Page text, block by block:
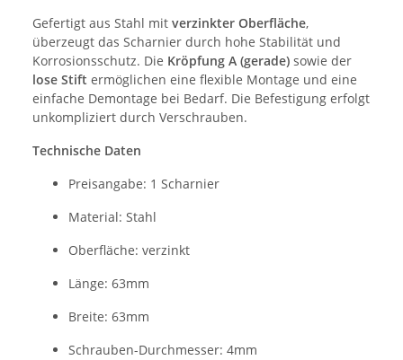
Gefertigt aus Stahl mit verzinkter Oberfläche,
überzeugt das Scharnier durch hohe Stabilität und
Korrosionsschutz. Die Kröpfung A (gerade) sowie der
lose Stift ermöglichen eine flexible Montage und eine
einfache Demontage bei Bedarf. Die Befestigung erfolgt
unkompliziert durch Verschrauben.
Technische Daten
Preisangabe: 1 Scharnier
Material: Stahl
Oberfläche: verzinkt
Länge: 63mm
Breite: 63mm
Schrauben-Durchmesser: 4mm